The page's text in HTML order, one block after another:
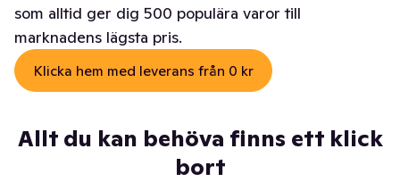
som alltid ger dig 500 populära varor till
marknadens lägsta pris.
Klicka hem med leverans från 0 kr
Allt du kan behöva finns ett klick
bort